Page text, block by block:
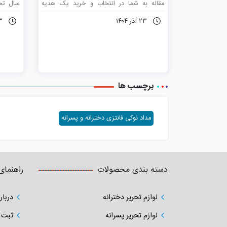
مقاله به شما در انتخاب و خرید یک هدیه
۲۳ آذر ۱۴۰۴
سال
های ۱۳
برچسب ها
مداد نوکی فانتزی دخترانه و پسرانه
دسته بندی محصولات
لوازم تحریر دخترانه
لوازم تحریر پسرانه